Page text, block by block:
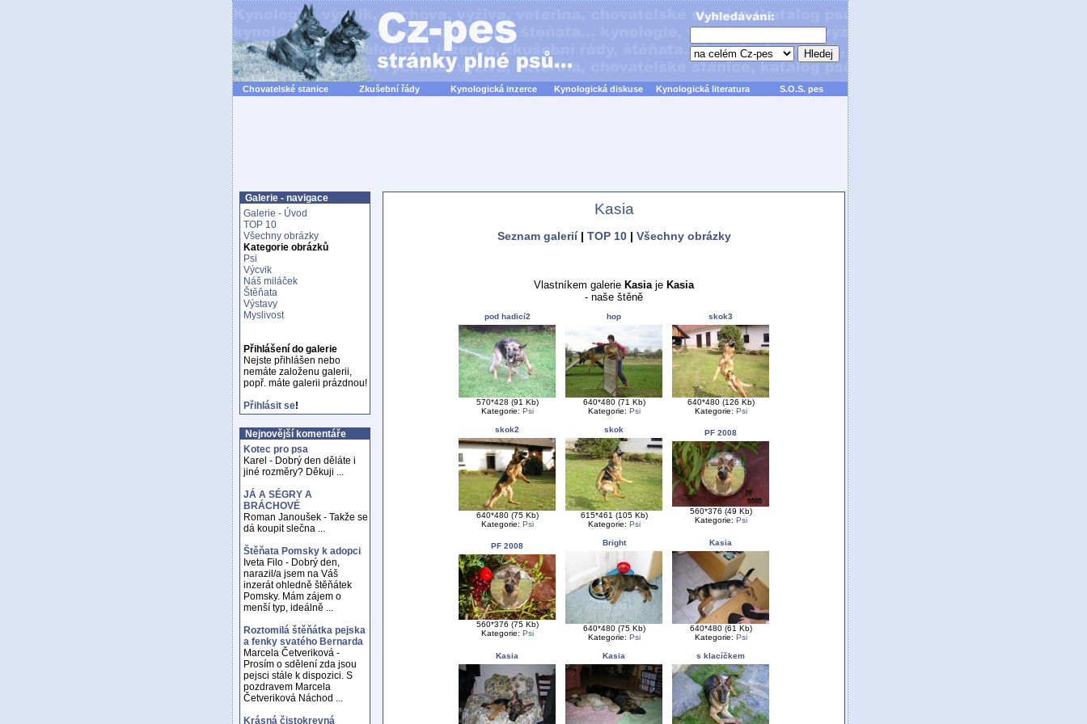
Chovatelské stanice Zkušební řády Kynologická inzerce Kynologická diskuse Kynologická literatura S.O.S. pes
Galerie - navigace
Galerie - Úvod
TOP 10
Všechny obrázky
Kategorie obrázků
Psi
Výcvik
Náš miláček
Štěňata
Výstavy
Myslivost
Přihlášení do galerie
Nejste přihlášen nebo
nemáte založenu galerii,
popř. máte galerii prázdnou!
Přihlásit se!
Nejnovější komentáře
Kotec pro psa
Karel - Dobrý den děláte i
jiné rozměry? Děkuji ...
JÁ A SÉGRY A
BRÁCHOVÉ
Roman Janoušek - Takže se
dá koupit slečna ...
Štěňata Pomsky k adopci
Iveta Filo - Dobrý den,
narazil/a jsem na Váš
inzerát ohledně štěňátek
Pomsky. Mám zájem o
menší typ, ideálně ...
Roztomilá štěňátka pejska
a fenky svatého Bernarda
Marcela Četveriková -
Prosím o sdělení zda jsou
pejsci stále k dispozici. S
pozdravem Marcela
Četveriková Náchod ...
Krásná čistokrevná
Kasia
Seznam galerií| TOP 10| Všechny obrázky
Vlastníkem galerie Kasia je Kasia
- naše štěně
pod hadicí2
570*428 (91 Kb)
Kategorie: Psi
hop
640*480 (71 Kb)
Kategorie: Psi
skok3
640*480 (126 Kb)
Kategorie: Psi
skok2
640*480 (75 Kb)
Kategorie: Psi
skok
615*461 (105 Kb)
Kategorie: Psi
PF 2008
560*376 (49 Kb)
Kategorie: Psi
PF 2008
560*376 (75 Kb)
Kategorie: Psi
Bright
640*480 (75 Kb)
Kategorie: Psi
Kasia
640*480 (61 Kb)
Kategorie: Psi
Kasia Kasia s klacíčkem